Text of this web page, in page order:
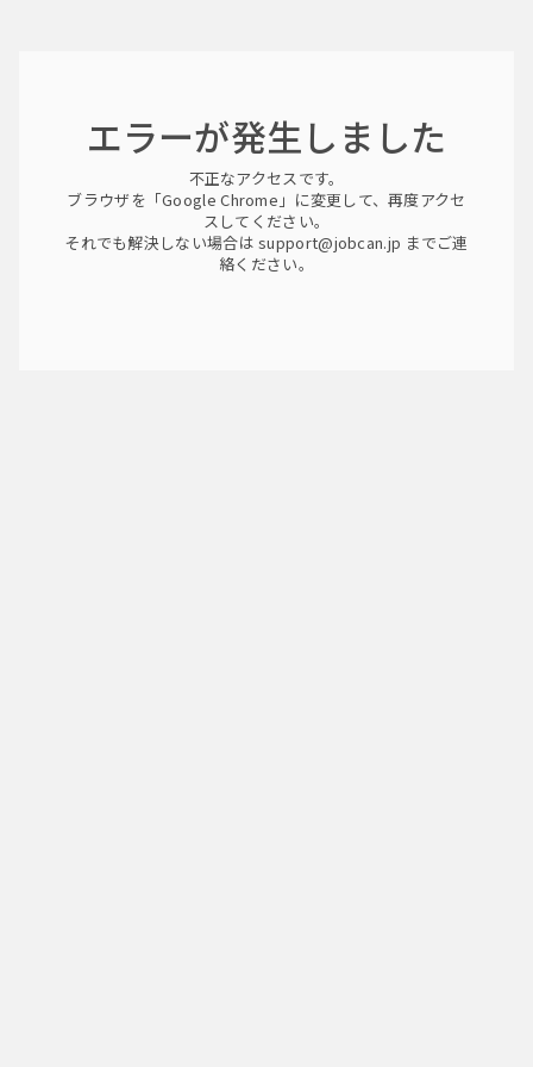
エラーが発生しました
不正なアクセスです。
ブラウザを「Google Chrome」に変更して、再度アクセ
スしてください。
それでも解決しない場合は support@jobcan.jp までご連
絡ください。